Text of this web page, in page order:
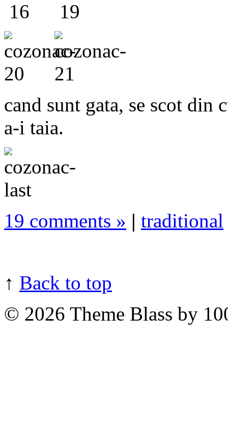
cand sunt gata, se scot din
a-i taia.
19 comments » | traditional
↑ Back to top
© 2026 Theme Blass by